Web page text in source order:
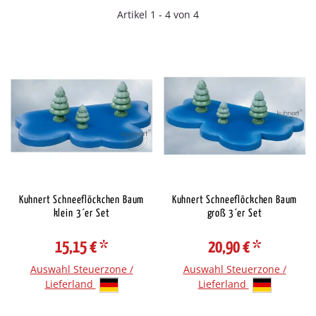
Artikel 1 - 4 von 4
Kuhnert Schneeflöckchen Baum
klein 3´er Set
15,15 €*
Auswahl Steuerzone /
Lieferland
Kuhnert Schneeflöckchen Baum
groß 3´er Set
20,90 €*
Auswahl Steuerzone /
Lieferland